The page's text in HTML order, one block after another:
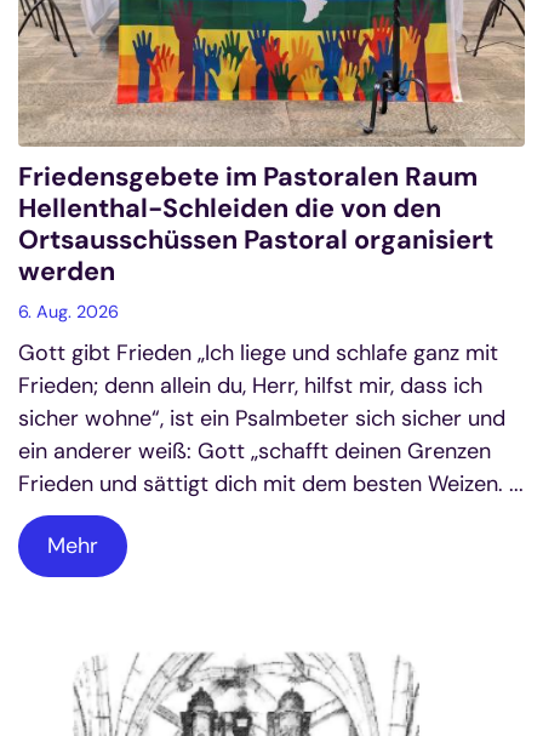
Friedensgebete im Pastoralen Raum
Hellenthal-Schleiden die von den
Ortsausschüssen Pastoral organisiert
werden
6. Aug. 2026
Gott gibt Frieden „Ich liege und schlafe ganz mit
Frieden; denn allein du, Herr, hilfst mir, dass ich
sicher wohne“, ist ein Psalmbeter sich sicher und
ein anderer weiß: Gott „schafft deinen Grenzen
Frieden und sättigt dich mit dem besten Weizen. ...
Mehr